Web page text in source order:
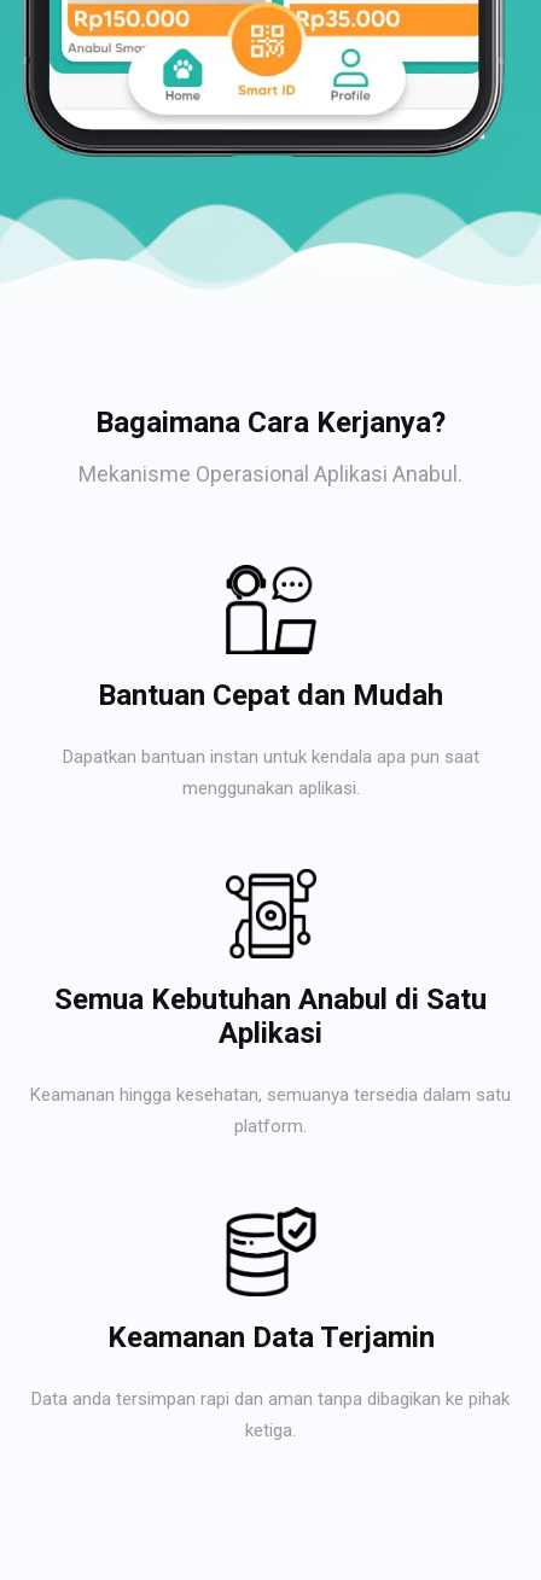
Bagaimana Cara Kerjanya?
Mekanisme Operasional Aplikasi Anabul.
Bantuan Cepat dan Mudah
Dapatkan bantuan instan untuk kendala apa pun saat
menggunakan aplikasi.
Semua Kebutuhan Anabul di Satu
Aplikasi
Keamanan hingga kesehatan, semuanya tersedia dalam satu
platform.
Keamanan Data Terjamin
Data anda tersimpan rapi dan aman tanpa dibagikan ke pihak
ketiga.